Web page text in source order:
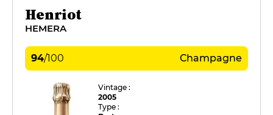
Henriot
HEMERA
94/100 Champagne
Vintage :
2005
Type :